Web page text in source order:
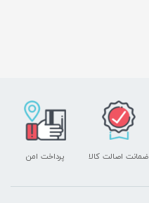
پرداخت امن ضمانت اصالت کالا